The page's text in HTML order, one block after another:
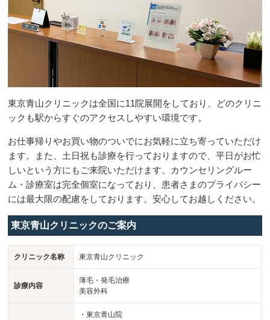
東京青山クリニックは全国に11院展開をしており、どのクリニ
ックも駅からすぐのアクセスしやすい環境です。
お仕事帰りやお買い物のついでにお気軽に立ち寄っていただけ
ます。また、土日祝も診療を行っておりますので、平日がお忙
しいという方にもご来院いただけます。カウンセリングルー
ム・診療室は完全個室になっており、患者さまのプライバシー
には最大限の配慮をしております。安心してお越しください。
東京青山クリニックのご案内
クリニック名称 東京青山クリニック
診療内容
薄毛・発毛治療
美容外科
・東京青山院